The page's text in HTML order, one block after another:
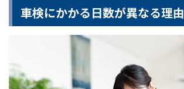
車検にかかる日数が異なる理由